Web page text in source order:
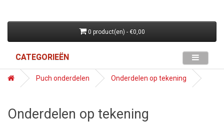
0 product(en) - €0,00
CATEGORIEËN
Puch onderdelen Onderdelen op tekening
Onderdelen op tekening